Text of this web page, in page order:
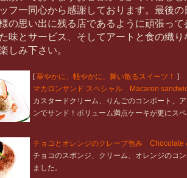
フ一同心から感謝しております。最後
の思い出に残る店であるように頑張っ
味とサービス、そしてアートと食の織
しみ下さい。
[華やかに、軽やかに、舞い散るスイーツ！ ]
マカロンサンド スペシャル Macaron
カスタードクリーム、りんごのコンポート、
ンでサンド！ボリューム満点ケーキが更にス
チョコとオレンジのクレープ包み Chocolate
チョコのスポンジ、クリーム、オレンジのコ
ました。